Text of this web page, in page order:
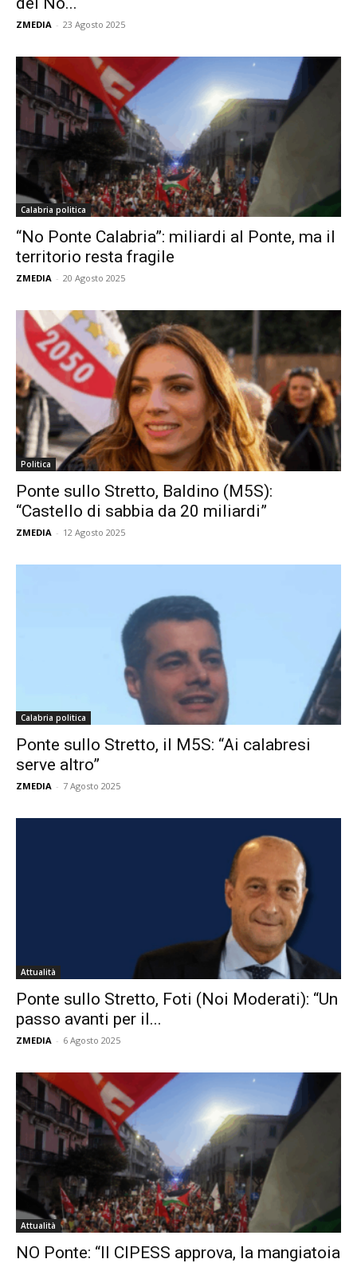
ZMEDIA - 23 Agosto 2025
Calabria politica
“No Ponte Calabria”: miliardi al Ponte, ma il
territorio resta fragile
ZMEDIA - 20 Agosto 2025
Politica
Ponte sullo Stretto, Baldino (M5S):
“Castello di sabbia da 20 miliardi”
ZMEDIA - 12 Agosto 2025
Calabria politica
Ponte sullo Stretto, il M5S: “Ai calabresi
serve altro”
ZMEDIA - 7 Agosto 2025
Attualità
Ponte sullo Stretto, Foti (Noi Moderati): “Un
passo avanti per il...
ZMEDIA - 6 Agosto 2025
Attualità
NO Ponte: “Il CIPESS approva, la mangiatoia